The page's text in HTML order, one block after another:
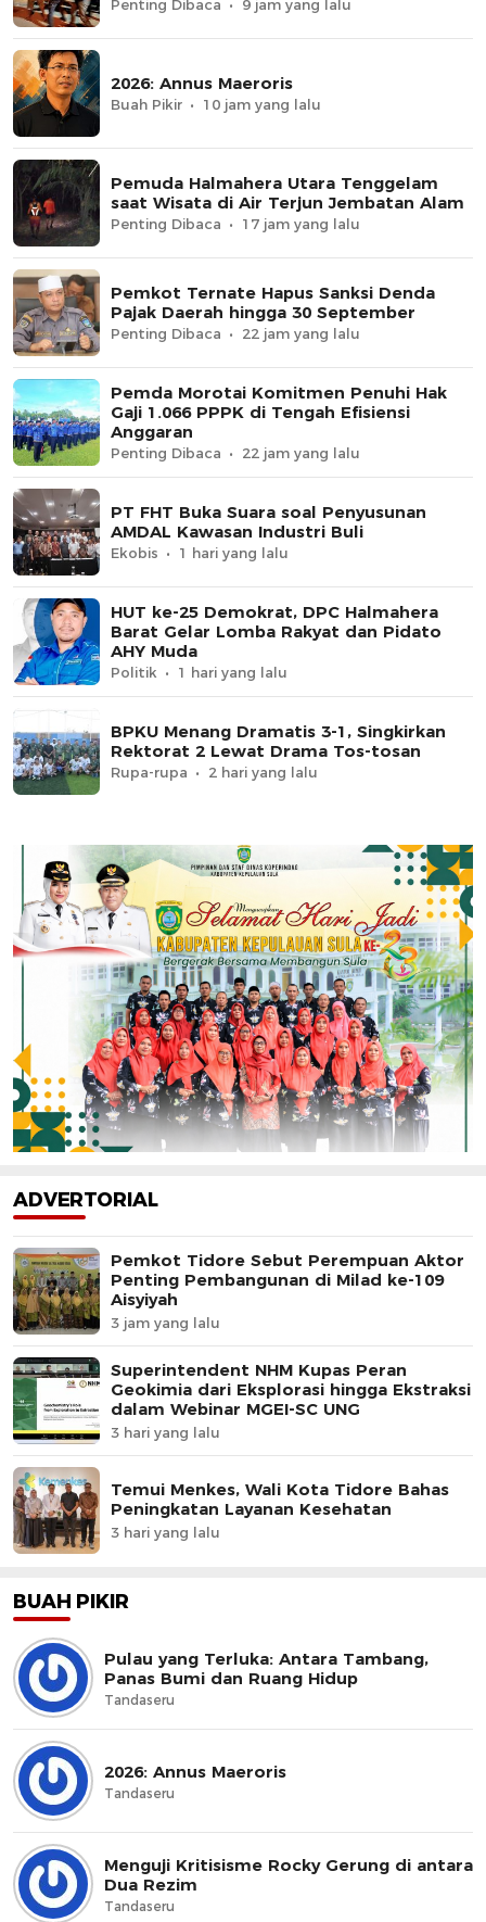
Penting Dibaca 9 jam yang lalu
2026: Annus Maeroris
Buah Pikir 10 jam yang lalu
Pemuda Halmahera Utara Tenggelam
saat Wisata di Air Terjun Jembatan Alam
Penting Dibaca 17 jam yang lalu
Pemkot Ternate Hapus Sanksi Denda
Pajak Daerah hingga 30 September
Penting Dibaca 22 jam yang lalu
Pemda Morotai Komitmen Penuhi Hak
Gaji 1.066 PPPK di Tengah Efisiensi
Anggaran
Penting Dibaca 22 jam yang lalu
PT FHT Buka Suara soal Penyusunan
AMDAL Kawasan Industri Buli
Ekobis 1 hari yang lalu
HUT ke-25 Demokrat, DPC Halmahera
Barat Gelar Lomba Rakyat dan Pidato
AHY Muda
Politik 1 hari yang lalu
BPKU Menang Dramatis 3-1, Singkirkan
Rektorat 2 Lewat Drama Tos-tosan
Rupa-rupa 2 hari yang lalu
ADVERTORIAL
Pemkot Tidore Sebut Perempuan Aktor
Penting Pembangunan di Milad ke-109
Aisyiyah
3 jam yang lalu
Superintendent NHM Kupas Peran
Geokimia dari Eksplorasi hingga Ekstraksi
dalam Webinar MGEI-SC UNG
3 hari yang lalu
Temui Menkes, Wali Kota Tidore Bahas
Peningkatan Layanan Kesehatan
3 hari yang lalu
BUAH PIKIR
Pulau yang Terluka: Antara Tambang,
Panas Bumi dan Ruang Hidup
Tandaseru
2026: Annus Maeroris
Tandaseru
Menguji Kritisisme Rocky Gerung di antara
Dua Rezim
Tandaseru